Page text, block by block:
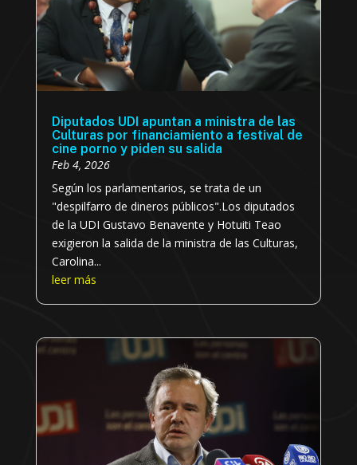
Diputados UDI apuntan a ministra de las
Culturas por financiamiento a festival de
cine porno y piden su salida
Feb 4, 2026
Según los parlamentarios, se trata de un
"despilfarro de dineros públicos".Los diputados
de la UDI Gustavo Benavente y Hotuiti Teao
exigieron la salida de la ministra de las Culturas,
Carolina...
leer más